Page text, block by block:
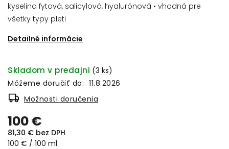
kyselina fytová, salicylová, hyalurónová • vhodná pre
všetky typy pleti
Detailné informácie
100 €
81,30 € bez DPH
100 € / 100 ml
Skladom v predajni (3 ks)
Môžeme doručiť do: 11.8.2026
Možnosti doručenia